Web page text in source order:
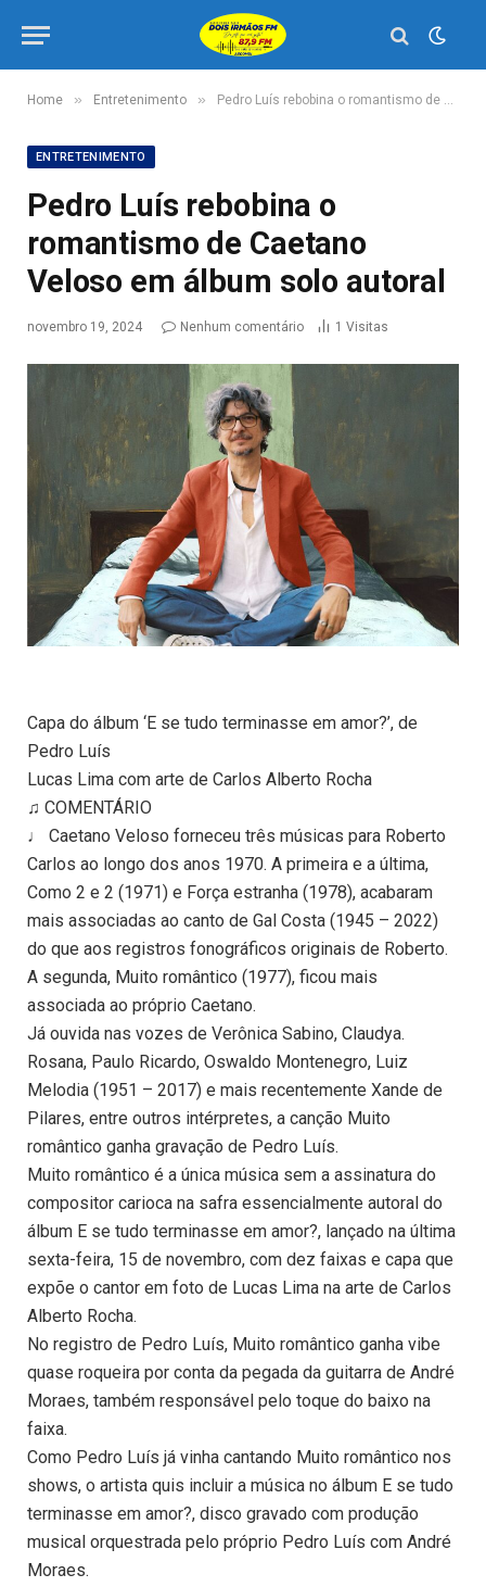
Home » Entretenimento » Pedro Luís rebobina o romantismo de Caetano Veloso em álbum solo autoral
ENTRETENIMENTO
Pedro Luís rebobina o
romantismo de Caetano
Veloso em álbum solo autoral
novembro 19, 2024 Nenhum comentário 1 Visitas
Capa do álbum ‘E se tudo terminasse em amor?’, de
Pedro Luís
Lucas Lima com arte de Carlos Alberto Rocha
♫ COMENTÁRIO
♩ Caetano Veloso forneceu três músicas para Roberto
Carlos ao longo dos anos 1970. A primeira e a última,
Como 2 e 2 (1971) e Força estranha (1978), acabaram
mais associadas ao canto de Gal Costa (1945 – 2022)
do que aos registros fonográficos originais de Roberto.
A segunda, Muito romântico (1977), ficou mais
associada ao próprio Caetano.
Já ouvida nas vozes de Verônica Sabino, Claudya.
Rosana, Paulo Ricardo, Oswaldo Montenegro, Luiz
Melodia (1951 – 2017) e mais recentemente Xande de
Pilares, entre outros intérpretes, a canção Muito
romântico ganha gravação de Pedro Luís.
Muito romântico é a única música sem a assinatura do
compositor carioca na safra essencialmente autoral do
álbum E se tudo terminasse em amor?, lançado na última
sexta-feira, 15 de novembro, com dez faixas e capa que
expõe o cantor em foto de Lucas Lima na arte de Carlos
Alberto Rocha.
No registro de Pedro Luís, Muito romântico ganha vibe
quase roqueira por conta da pegada da guitarra de André
Moraes, também responsável pelo toque do baixo na
faixa.
Como Pedro Luís já vinha cantando Muito romântico nos
shows, o artista quis incluir a música no álbum E se tudo
terminasse em amor?, disco gravado com produção
musical orquestrada pelo próprio Pedro Luís com André
Moraes.